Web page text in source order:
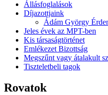
Állásfoglalások
Díjazottjaink
Ádám György
Jeles évek az MPT-ben
Kis társaságtörténet
Emlékezet Bizottság
Megszűnt vagy átalakult
Tiszteletbeli tagok
Rovatok